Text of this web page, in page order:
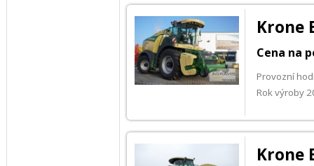
Krone
Cena na
Provozní
Rok výroby
Krone